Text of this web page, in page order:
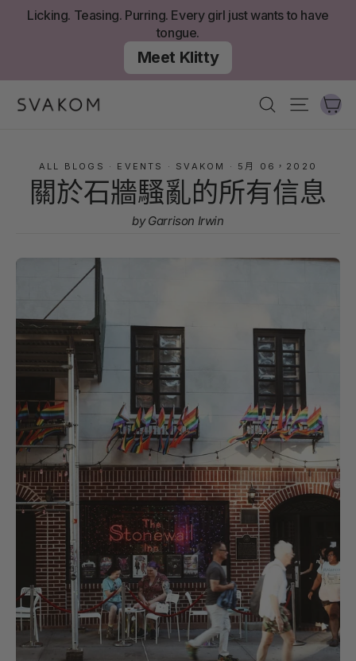
Licking. Teasing. Purring. Every girl just wants to have
tongue.
Meet Klitty
搜尋 網站導
ALL BLOGS · EVENTS · SVAKOM · 5月 06，2020
關於石牆騷亂的所有信息
by Garrison Irwin